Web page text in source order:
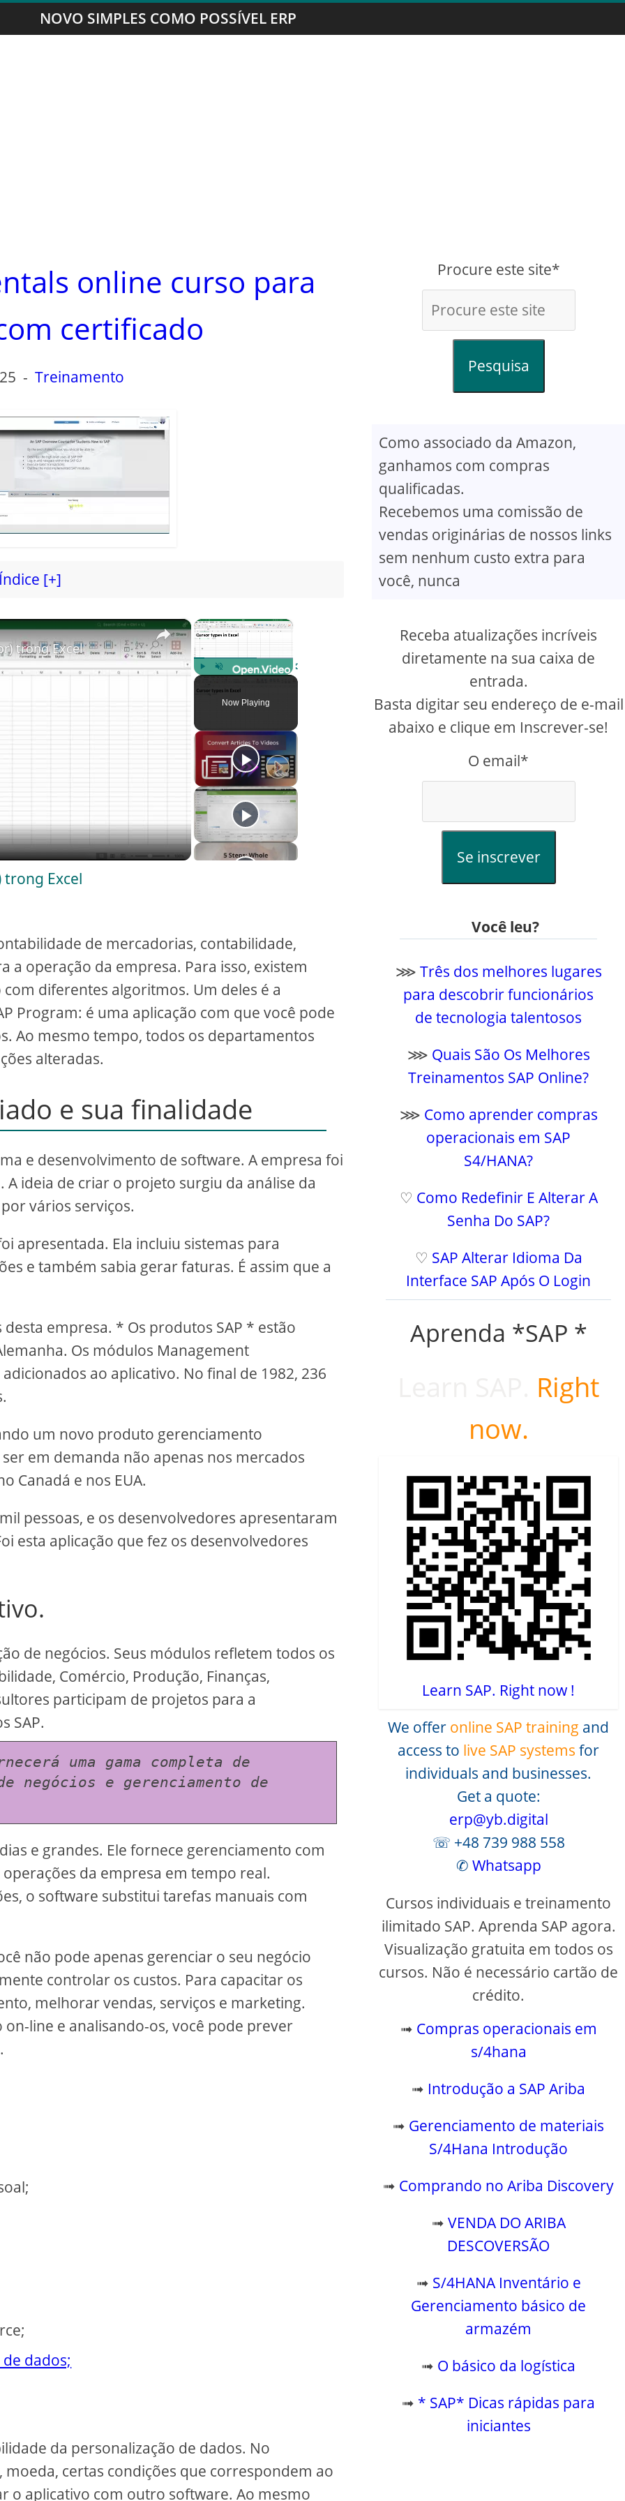
NOVO SIMPLES COMO POSSÍVEL ERP
online curso para
certificado
- Treinamento
Índice [+]
×
Now Playing
×
trong Excel
trong Excel
de mercadorias, contabilidade,
a operação da empresa. Para isso, existem
diferentes algoritmos. Um deles é a
Program: é uma aplicação com que você pode
Ao mesmo tempo, todos os departamentos
alteradas.
e sua finalidade
e desenvolvimento de software. A empresa foi
ideia de criar o projeto surgiu da análise da
vários serviços.
apresentada. Ela incluiu sistemas para
e também sabia gerar faturas. É assim que a
empresa. * Os produtos SAP * estão
Os módulos Management
ao aplicativo. No final de 1982, 236
um novo produto gerenciamento
em demanda não apenas nos mercados
Canadá e nos EUA.
pessoas, e os desenvolvedores apresentaram
esta aplicação que fez os desenvolvedores
de negócios. Seus módulos refletem todos os
Comércio, Produção, Finanças,
participam de projetos para a
SAP.
uma gama completa de
negócios e gerenciamento de
e grandes. Ele fornece gerenciamento com
da empresa em tempo real.
o software substitui tarefas manuais com
não pode apenas gerenciar o seu negócio
controlar os custos. Para capacitar os
melhorar vendas, serviços e marketing.
line e analisando-os, você pode prever
dados;
da personalização de dados. No
certas condições que correspondem ao
o aplicativo com outro software. Ao mesmo
Procure este site*
Pesquisa
Como associado da Amazon,
ganhamos com compras
qualificadas.
Recebemos uma comissão de
vendas originárias de nossos links
sem nenhum custo extra para
você, nunca
Receba atualizações incríveis
diretamente na sua caixa de
entrada.
Basta digitar seu endereço de e-mail
abaixo e clique em Inscrever-se!
O email*
Se inscrever
Você leu?
⋙ Três dos melhores lugares
para descobrir funcionários
de tecnologia talentosos
⋙ Quais São Os Melhores
Treinamentos SAP Online?
⋙ Como aprender compras
operacionais em SAP
S4/HANA?
♡ Como Redefinir E Alterar A
Senha Do SAP?
♡ SAP Alterar Idioma Da
Interface SAP Após O Login
Aprenda *SAP *
Right
now.
Learn SAP. Right now !
We offer online SAP training and
access to live SAP systems for
individuals and businesses.
Get a quote:
erp@yb.digital
☏ +48 739 988 558
✆ Whatsapp
Cursos individuais e treinamento
ilimitado SAP. Aprenda SAP agora.
Visualização gratuita em todos os
cursos. Não é necessário cartão de
crédito.
➟ Compras operacionais em
s/4hana
➟ Introdução a SAP Ariba
➟ Gerenciamento de materiais
S/4Hana Introdução
➟ Comprando no Ariba Discovery
➟ VENDA DO ARIBA
DESCOVERSÃO
➟ S/4HANA Inventário e
Gerenciamento básico de
armazém
➟ O básico da logística
➟ * SAP* Dicas rápidas para
iniciantes